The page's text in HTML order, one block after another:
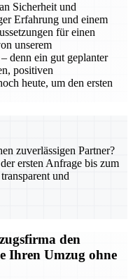
Sicherheit und
Erfahrung und einem
für einen
unserem
denn ein gut geplanter
positiven
heute, um den ersten
zuverlässigen Partner?
ersten Anfrage bis zum
und
den
Ihren Umzug ohne